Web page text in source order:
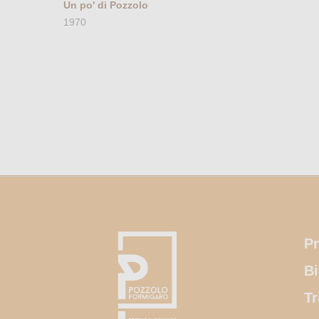
Un po' di Pozzolo
1970